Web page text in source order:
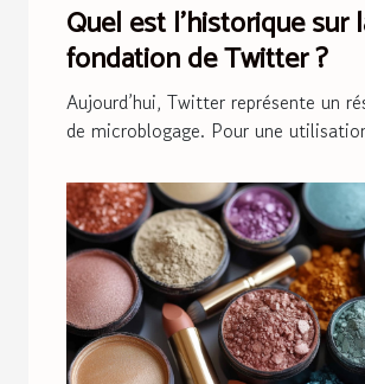
Quel est l’historique sur
fondation de Twitter ?
Aujourd’hui, Twitter représente un
de microblogage. Pour une